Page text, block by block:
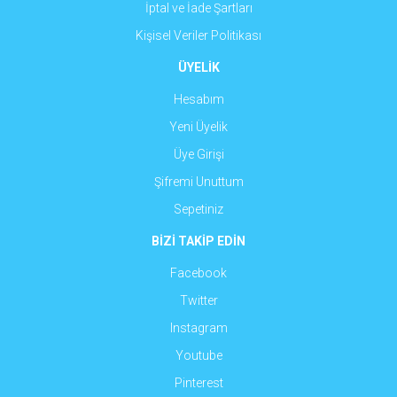
İptal ve İade Şartları
Kişisel Veriler Politikası
ÜYELİK
Hesabım
Yeni Üyelik
Üye Girişi
Şifremi Unuttum
Sepetiniz
BİZİ TAKİP EDİN
Facebook
Twitter
Instagram
Youtube
Pinterest